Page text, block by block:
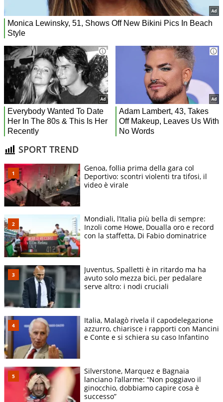
SPORT TREND
Genoa, follia prima della gara col
Deportivo: scontri violenti tra tifosi, il
video è virale
Mondiali, l’Italia più bella di sempre:
Inzoli come Howe, Doualla oro e record
con la staffetta, Di Fabio dominatrice
Juventus, Spalletti è in ritardo ma ha
avuto solo mezza bici, per pedalare
serve altro: i nodi cruciali
Italia, Malagò rivela il capodelegazione
azzurro, chiarisce i rapporti con Mancini
e Conte e si schiera su caso Infantino
Silverstone, Marquez e Bagnaia
lanciano l’allarme: “Non poggiavo il
ginocchio, dobbiamo capire cosa è
successo”